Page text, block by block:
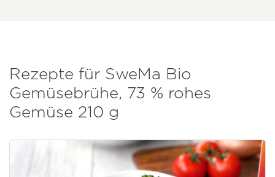
Rezepte für SweMa Bio
Gemüsebrühe, 73 % rohes
Gemüse 210 g